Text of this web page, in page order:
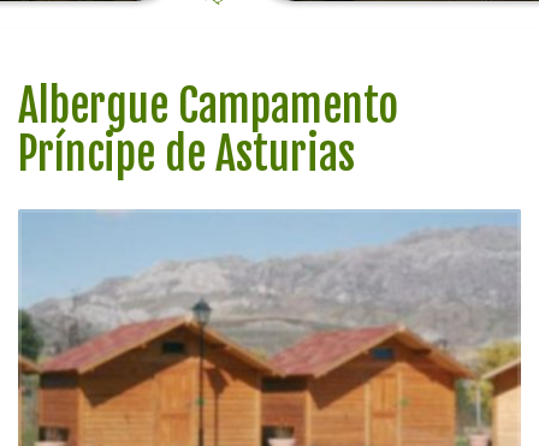
Albergue Campamento
Príncipe de Asturias